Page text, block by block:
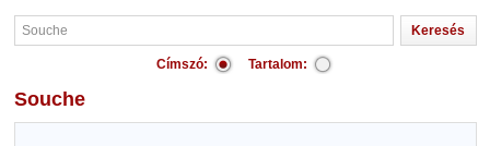
Címszó: Tartalom:
Souche